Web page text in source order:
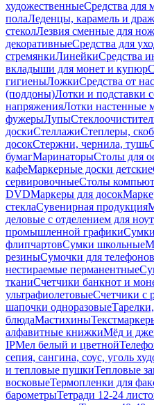
художественныеСредства для
полаЛеденцы, карамель и
стеколЛезвия сменные для
декоративныеСредства для
стремянкиЛинейкиСредства
вкладыши для монет и купюр
гигиеныЛожкиСредства от
(поддоны)Лотки и подставки
напряженияЛотки настенные
фужерыЛупы
доскиСтеллажиСтеплеры,
досокСтержни, чернила, тушь
бумагМаринаторыСтолы для
кафеМаркерные доски детские
сервировочныеСтолы
DVDМаркеры для досок
стеклаСувенирная продукция
деловые с отделением для
промышленной графики
флипчартовСумки школьные
резиныСумочки для телефонов
нестираемые перманентные
тканиСчетчики банкнот и
ультрафиолетовыеСчетчики с
шапочки одноразовые
блюдаМастихины
алфавитные книжкиМёд и
IPМел белый и цветной
сепия, сангина, соус, уголь
и тепловые пушкиТепловые
восковыеТермопленки для
барометрыТетради 12-24